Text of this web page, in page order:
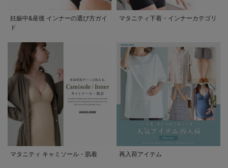
妊娠中&産後 インナーの選び方ガイ
ド
マタニティ下着・インナーカテゴリ
マタニティ キャミソール・肌着 再入荷アイテム